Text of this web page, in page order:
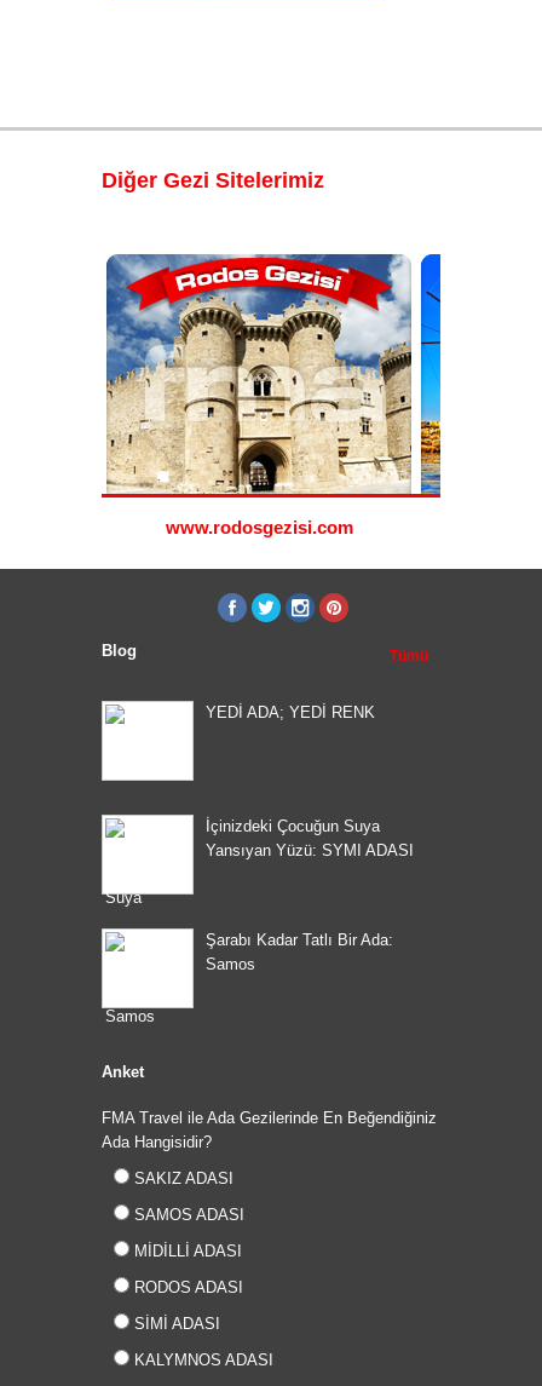
Diğer Gezi Sitelerimiz
www.rodosgezisi.com
Blog Tümü
YEDİ ADA; YEDİ RENK
İçinizdeki Çocuğun Suya
Yansıyan Yüzü: SYMI ADASI
Şarabı Kadar Tatlı Bir Ada:
Samos
Anket
FMA Travel ile Ada Gezilerinde En Beğendiğiniz
Ada Hangisidir?
SAKIZ ADASI
SAMOS ADASI
MİDİLLİ ADASI
RODOS ADASI
SİMİ ADASI
KALYMNOS ADASI